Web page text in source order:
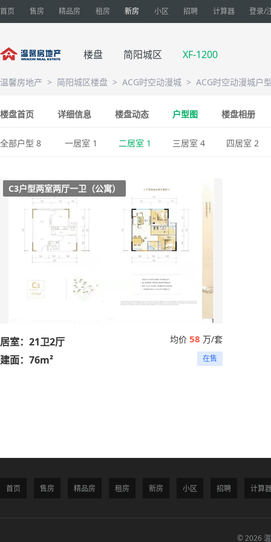
首页 售房 精品房 租房 新房 小区 招聘 计算器 登录/
楼盘 简阳城区 XF-1200
温馨房地产 > 简阳城区楼盘 > ACG时空动漫城 > ACG时空动漫城户
楼盘首页 详细信息 楼盘动态 户型图 楼盘相册
全部户型 8 一居室 1 二居室 1 三居室 4 四居室 2
C3户型两室两厅一卫（公寓）
居室：21卫2厅
建面：76m²
均价 58 万/套
在售
首页 售房 精品房 租房 新房 小区 招聘 计算
© 2026